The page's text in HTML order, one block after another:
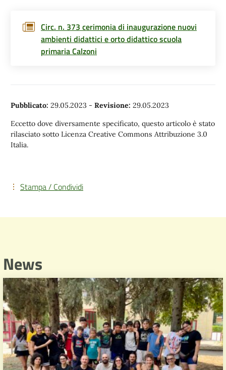
Circ. n. 373 cerimonia di inaugurazione nuovi
ambienti didattici e orto didattico scuola
primaria Calzoni
Pubblicato: 29.05.2023 - Revisione: 29.05.2023
Eccetto dove diversamente specificato, questo articolo è stato
rilasciato sotto Licenza Creative Commons Attribuzione 3.0
Italia.
Stampa / Condividi
News